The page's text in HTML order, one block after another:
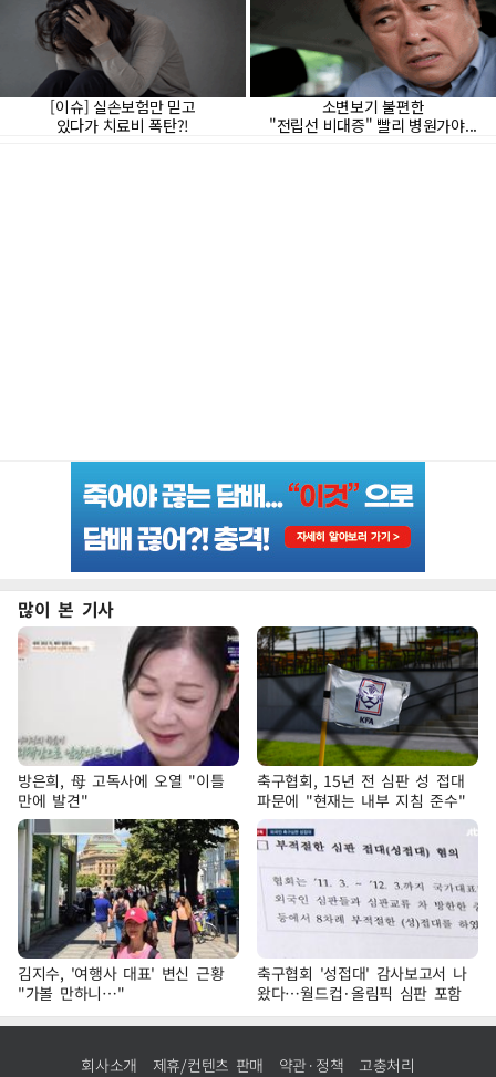
많이 본 기사
방은희, 母 고독사에 오열 "이틀
만에 발견"
축구협회, 15년 전 심판 성 접대
파문에 "현재는 내부 지침 준수"
김지수, '여행사 대표' 변신 근황
"가볼 만하니…"
축구협회 '성접대' 감사보고서 나
왔다…월드컵·올림픽 심판 포함
회사소개 제휴/컨텐츠 판매 약관·정책 고충처리